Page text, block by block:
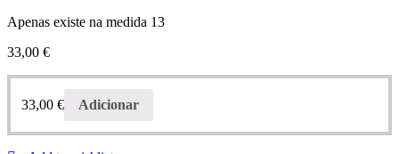
Apenas existe na medida 13
33,00 €
33,00 € Adicionar